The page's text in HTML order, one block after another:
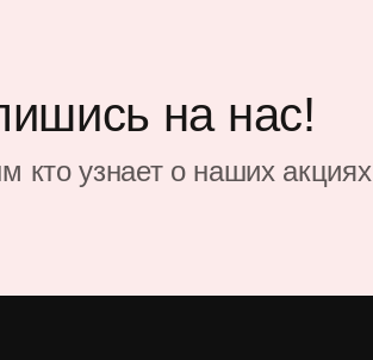
на нас!
кто узнает о наших акциях